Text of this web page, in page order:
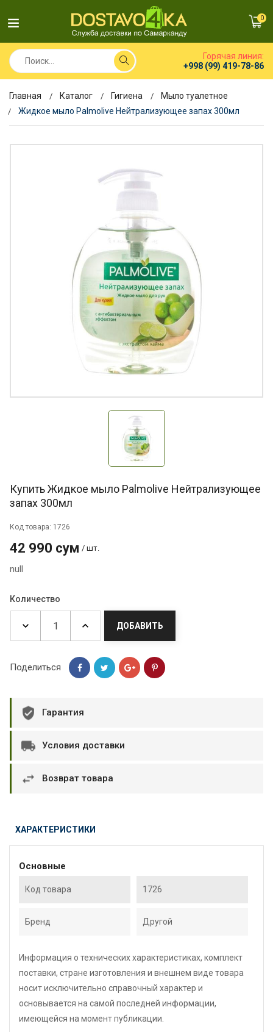
0
Горячая линия:
+998 (99) 419-78-86
Главная Каталог Гигиена
Мыло туалетное
Жидкое мыло Palmolive Нейтрализующее запах 300мл
Купить Жидкое мыло Palmolive Нейтрализующее
запах 300мл
Код товара: 1726
42 990 сум / шт.
null
Количество
ДОБАВИТЬ
Поделиться
Гарантия
Условия доставки
Возврат товара
ХАРАКТЕРИСТИКИ
Основные
Код товара 1726
Бренд Другой
Информация о технических характеристиках, комплект
поставки, стране изготовления и внешнем виде товара
носит исключительно справочный характер и
основывается на самой последней информации,
имеющейся на момент публикации.